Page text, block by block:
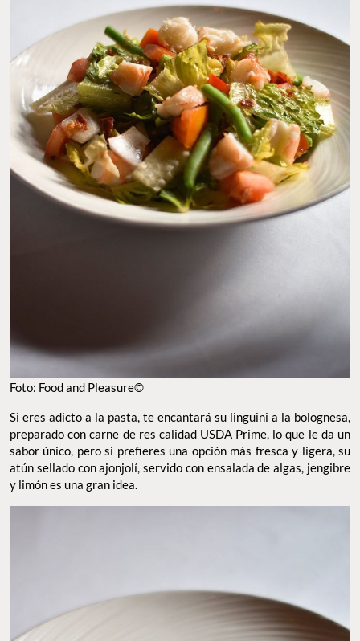
Foto: Food and Pleasure©
Si eres adicto a la pasta, te encantará su linguini a la bolognesa,
preparado con carne de res calidad USDA Prime, lo que le da un
sabor único, pero si prefieres una opción más fresca y ligera, su
atún sellado con ajonjolí, servido con ensalada de algas, jengibre
y limón es una gran idea.